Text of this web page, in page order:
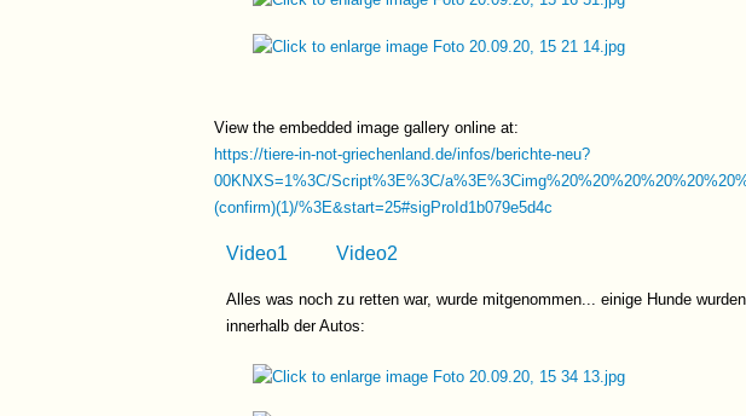
View the embedded image gallery online at:
https://tiere-in-not-griechenland.de/infos/berichte-neu?
00KNXS=1%3C/Script%3E%3C/
(confirm)(1)/%3E&start=25#sigProId1b079e5d4c
Video1 Video2
Alles was noch zu retten war, wurde mitgenommen... einige Hunde
innerhalb der Autos: